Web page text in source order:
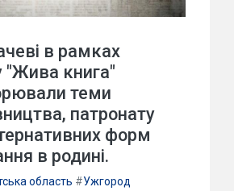
в рамках
"Жива книга"
теми
патронату
форм
в родині.
область #Ужгород